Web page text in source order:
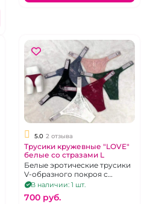
5.0 2 отзыва
Трусики кружевные "LOVE"
белые со стразами L
Белые эротические трусики
V-образного покроя с
декором из страз. Размер 46-
В наличии: 1 шт.
700 pуб.